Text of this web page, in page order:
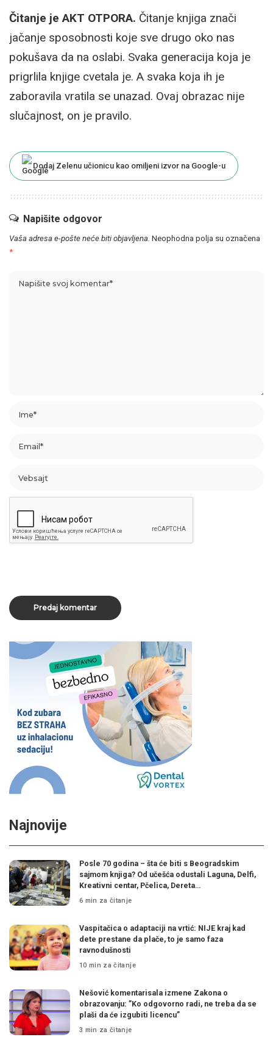
Čitanje je AKT OTPORA. Čitanje knjiga znači
jačanje sposobnosti koje sve drugo oko nas
pokušava da na oslabi. Svaka generacija koja je
prigrlila knjige cvetala je. A svaka koja ih je
zaboravila vratila se unazad. Ovaj obrazac nije
slučajnost, on je pravilo.
Dodaj Zelenu učionicu kao omiljeni izvor na Google-u
Napišite odgovor
Vaša adresa e-pošte neće biti objavljena. Neophodna polja su označena
*
Najnovije
Posle 70 godina – šta će biti s Beogradskim
sajmom knjiga? Od učešća odustali Laguna, Delfi,
Kreativni centar, Pčelica, Dereta…
6 min za čitanje
Vaspitačica o adaptaciji na vrtić: NIJE kraj kad
dete prestane da plače, to je samo faza
ravnodušnosti
10 min za čitanje
Nešović komentarisala izmene Zakona o
obrazovanju: ”Ko odgovorno radi, ne treba da se
plaši da će izgubiti licencu”
3 min za čitanje